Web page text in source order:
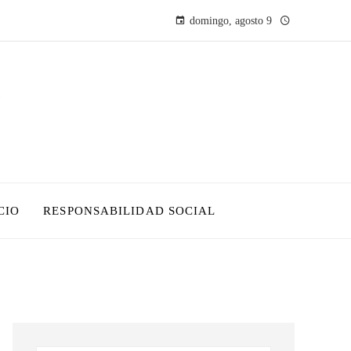
domingo, agosto 9
RESPONSABILIDAD SOCIAL